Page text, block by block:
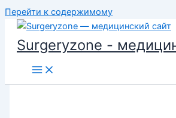
Перейти к содержимому
Surgeryzone -